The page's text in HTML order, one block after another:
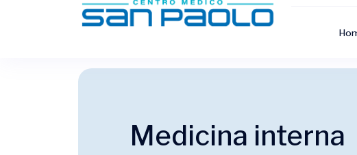
Medicina interna